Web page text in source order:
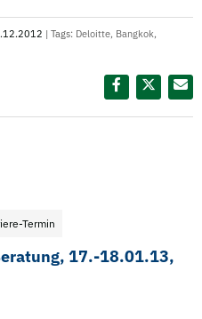
| Tags: Deloitte, Bangkok,
Termin
17.-18.01.13,